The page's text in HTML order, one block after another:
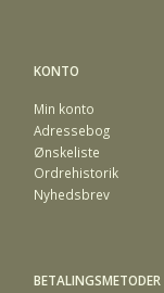
KONTO
Min konto
Adressebog
Ønskeliste
Ordrehistorik
Nyhedsbrev
BETALINGSMETODER